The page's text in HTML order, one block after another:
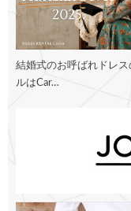
結婚式のお呼ばれドレス
ルはCar…